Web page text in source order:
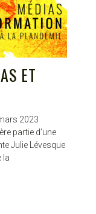
ET
2023
partie d’une
Julie Lévesque
la